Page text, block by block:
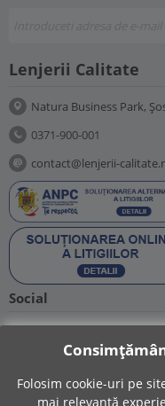
Lenjerii Calitate
Natura Business Park,
0371-900-001
contact@lenjerii-
Social
Suntem prezenti si pe
Folosim cookie-uri pe
mai relevantă